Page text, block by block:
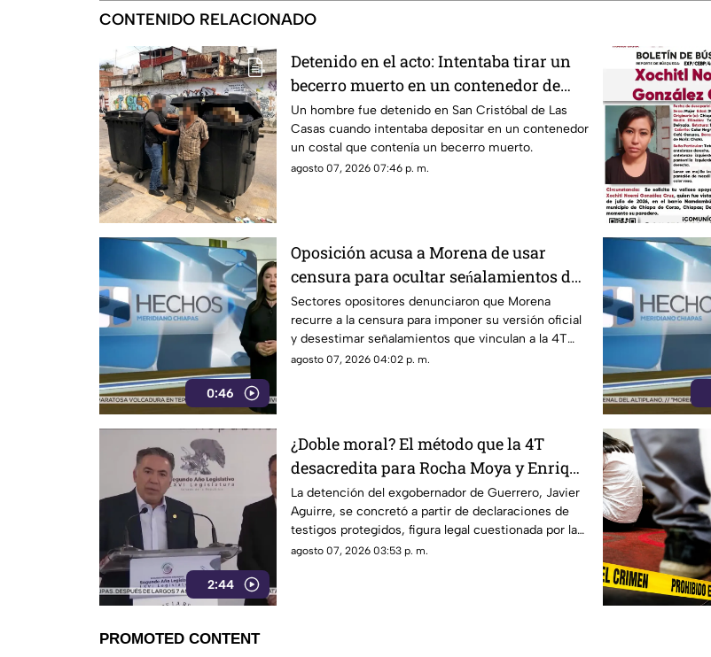
CONTENIDO RELACIONADO
Detenido en el acto: Intentaba tirar un
becerro muerto en un contenedor de
basura en SCLC
Un hombre fue detenido en San Cristóbal de Las
Casas cuando intentaba depositar en un contenedor
un costal que contenía un becerro muerto.
agosto 07, 2026 07:46 p. m.
0:46
Oposición acusa a Morena de usar
censura para ocultar seńalamientos de
narcopolítica
Sectores opositores denunciaron que Morena
recurre a la censura para imponer su versión oficial
y desestimar señalamientos que vinculan a la 4T
con la narcopolítica.
agosto 07, 2026 04:02 p. m.
2:44
¿Doble moral? El método que la 4T
desacredita para Rocha Moya y Enrique
Inzunza fue el que metió a la cárcel a
Javier Aguirre
La detención del exgobernador de Guerrero, Javier
Aguirre, se concretó a partir de declaraciones de
testigos protegidos, figura legal cuestionada por la
4T.
agosto 07, 2026 03:53 p. m.